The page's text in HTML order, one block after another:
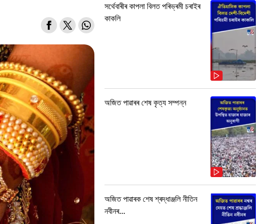
সৰ্থেবাৰীৰ কাপলা বিলত পৰিভ্ৰমী চৰাইৰ
কাকলি
অজিত পাৱাৰৰ শেষ কৃত্য সম্পন্ন
অজিত পাৱাৰক শেষ শ্ৰদ্ধাঞ্জলি নীতিন
নবীনৰ...